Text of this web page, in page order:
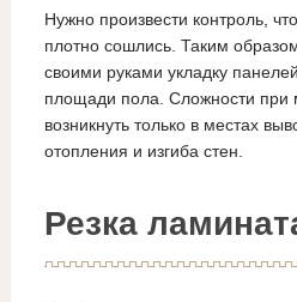
Нужно произвести контроль,
плотно сошлись. Таким
своими руками укладку
площади пола. Сложности при
возникнуть только в местах
отопления и изгиба стен.
Резка